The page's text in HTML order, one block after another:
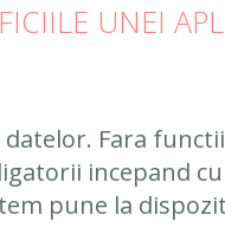
UNEI
Fara
incepand
pune la